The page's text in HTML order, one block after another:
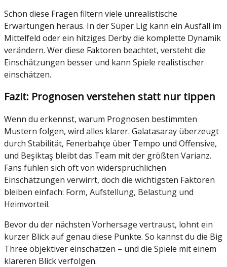
Schon diese Fragen filtern viele unrealistische
Erwartungen heraus. In der Süper Lig kann ein Ausfall im
Mittelfeld oder ein hitziges Derby die komplette Dynamik
verändern. Wer diese Faktoren beachtet, versteht die
Einschätzungen besser und kann Spiele realistischer
einschätzen.
Fazit: Prognosen verstehen statt nur tippen
Wenn du erkennst, warum Prognosen bestimmten
Mustern folgen, wird alles klarer. Galatasaray überzeugt
durch Stabilität, Fenerbahçe über Tempo und Offensive,
und Beşiktaş bleibt das Team mit der größten Varianz.
Fans fühlen sich oft von widersprüchlichen
Einschätzungen verwirrt, doch die wichtigsten Faktoren
bleiben einfach: Form, Aufstellung, Belastung und
Heimvorteil.
Bevor du der nächsten Vorhersage vertraust, lohnt ein
kurzer Blick auf genau diese Punkte. So kannst du die Big
Three objektiver einschätzen – und die Spiele mit einem
klareren Blick verfolgen.